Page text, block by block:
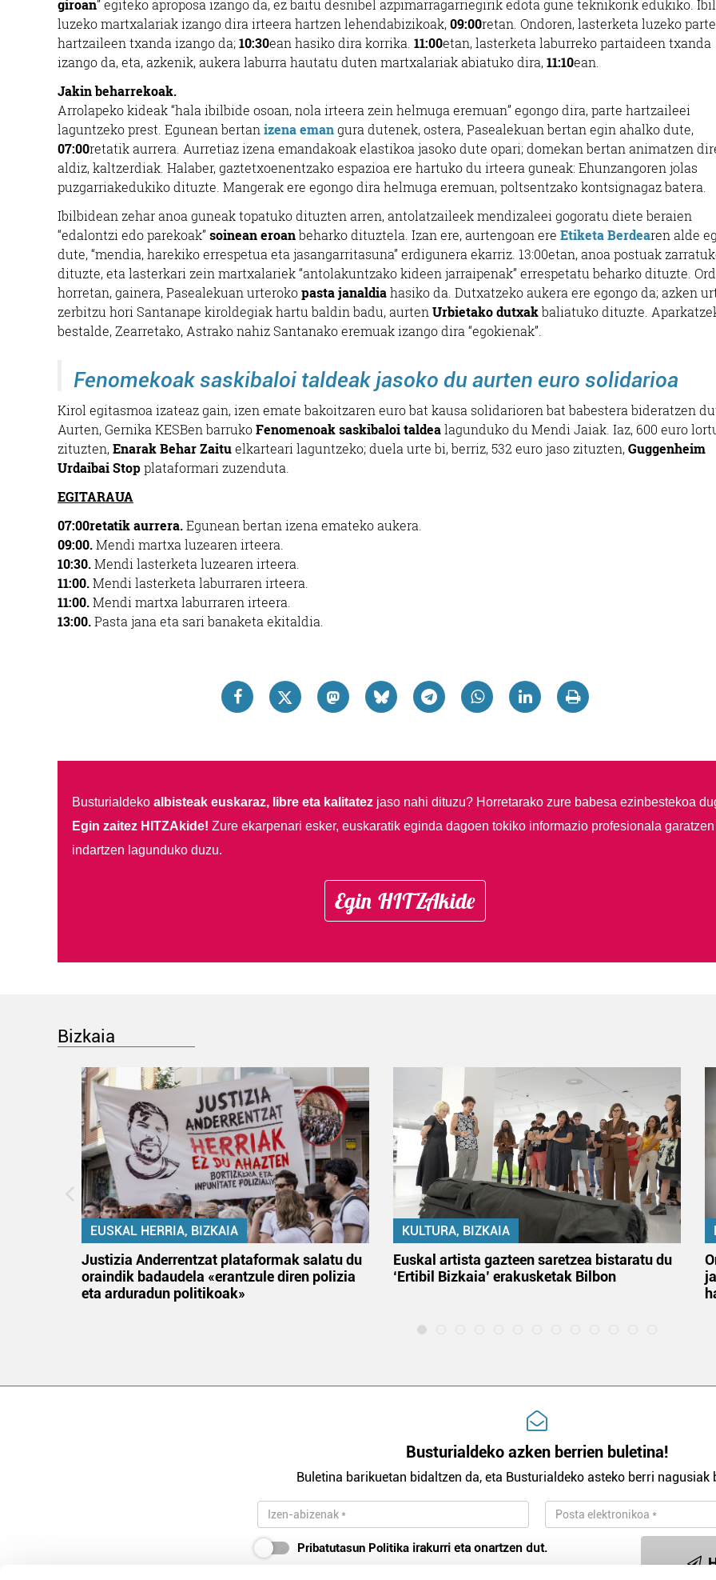
giroan” egiteko aproposa izango da, ez baitu desnibel azpimarragarriegirik edota gune teknikorik edukiko.
luzeko martxalariak izango dira irteera hartzen lehendabizikoak,09:00retan. Ondoren, lasterketa luzeko parte
hartzaileen txanda izango da;10:30ean hasiko dira korrika. 11:00etan, lasterketa laburreko partaideen txanda
izango da, eta, azkenik, aukera laburra hautatu duten martxalariak abiatuko dira,11:10ean.
Jakin beharrekoak.
Arrolapeko kideak “hala ibilbide osoan, nola irteera zein helmuga eremuan” egongo dira, parte hartzaileei
laguntzeko prest. Egunean bertan izena emangura dutenek, ostera, Pasealekuan bertan egin ahalko dute,
07:00retatik aurrera. Aurretiaz izena emandakoak elastikoa jasoko dute opari; domekan bertan animatzen
aldiz, kaltzerdiak. Halaber, gaztetxoenentzako espazioa ere hartuko du irteera guneak: Ehunzangoren jolas
puzgarriakedukiko dituzte. Mangerak ere egongo dira helmuga eremuan, poltsentzako kontsignagaz batera.
Ibilbidean zehar anoa guneak topatuko dituzten arren, antolatzaileek mendizaleei gogoratu diete beraien
“edalontzi edo parekoak”soinean eroanbeharko dituztela. Izan ere, aurtengoan ere Etiketa Berdearen alde
dute, “mendia, harekiko errespetua eta jasangarritasuna” erdigunera ekarriz. 13:00etan, anoa postuak
dituzte, eta lasterkari zein martxalariek “antolakuntzako kideen jarraipenak” errespetatu beharko dituzte.
horretan, gainera, Pasealekuan urterokopasta janaldiahasiko da. Dutxatzeko aukera ere egongo da; azken
zerbitzu hori Santanape kiroldegiak hartu baldin badu, aurten Urbietako dutxakbaliatuko dituzte.
bestalde, Zearretako, Astrako nahiz Santanako eremuak izango dira “egokienak”.
Fenomekoak saskibaloi taldeak jasoko du aurten euro solidarioa
Kirol egitasmoa izateaz gain, izen emate bakoitzaren euro bat kausa solidarioren bat babestera bideratzen
Aurten, Gernika KESBen barrukoFenomenoak saskibaloi taldealagunduko du Mendi Jaiak. Iaz, 600 euro
zituzten,Enarak Behar Zaituelkarteari laguntzeko; duela urte bi, berriz, 532 euro jaso zituzten,Guggenheim
Urdaibai Stopplataformari zuzenduta.
EGITARAUA
07:00retatik aurrera.Egunean bertan izena emateko aukera.
09:00.Mendi martxa luzearen irteera.
10:30.Mendi lasterketa luzearen irteera.
11:00.Mendi lasterketa laburraren irteera.
11:00.Mendi martxa laburraren irteera.
13:00.Pasta jana eta sari banaketa ekitaldia.
Busturialdeko albisteak euskaraz, libre eta kalitatezjaso nahi dituzu? Horretarako zure babesa ezinbestekoa
Egin zaitez HITZAkide! Zure ekarpenari esker, euskaratik eginda dagoen tokiko informazio profesionala garatzen
indartzen lagunduko duzu.
Egin HITZAkide
Bizkaia
EUSKAL HERRIA, BIZKAIA
Justizia Anderrentzat plataformak salatu du
oraindik badaudela «erantzule diren polizia
eta arduradun politikoak»
KULTURA, BIZKAIA
Euskal artista gazteen saretzea bistaratu du
‘Ertibil Bizkaia’ erakusketak Bilbon
Busturialdeko azken berrien buletina!
Buletina barikuetan bidaltzen da, eta Busturialdeko asteko berri nagusiak
Pribatutasun Politika irakurri eta onartzen dut.